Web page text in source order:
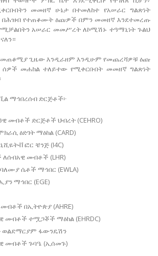
መመዘኛ ሁኔታ በተመለከተ የአሠራር ግልጽነት
በሕዝብ የተጠቆሙት ዕጩዎች በምን መመዘኛ እንደተመረጡ
አሠራር መመሥረት ለኮሚሽኑ ተዓማኒነት ጉልህ
ጊዜው እንዲራዘም እንዲሁም የመጨረሻዎቹ ዕጩ
መሐከል ተለይተው የሚቀርቡበት መመዘኛ ግልጽነት
ማኅበረሰብ ድርጅቶች፦
መብቶች ድርጅቶች ህብረት (CEHRO)
ዕድገት ማዕከል (CARD)
ፎር ቼንጅ (I4C)
መብቶች (LHR)
ሴቶች ማኅበር (EWLA)
ማኅበር (EGE)
በኢትዮጵያ (AHRE)
መብቶች ተሟጋቾች ማዕከል (EHRDC)
ወልደማርያም ፋውንዴሽን
መብቶች ጉባዔ (ኢሰመጉ)